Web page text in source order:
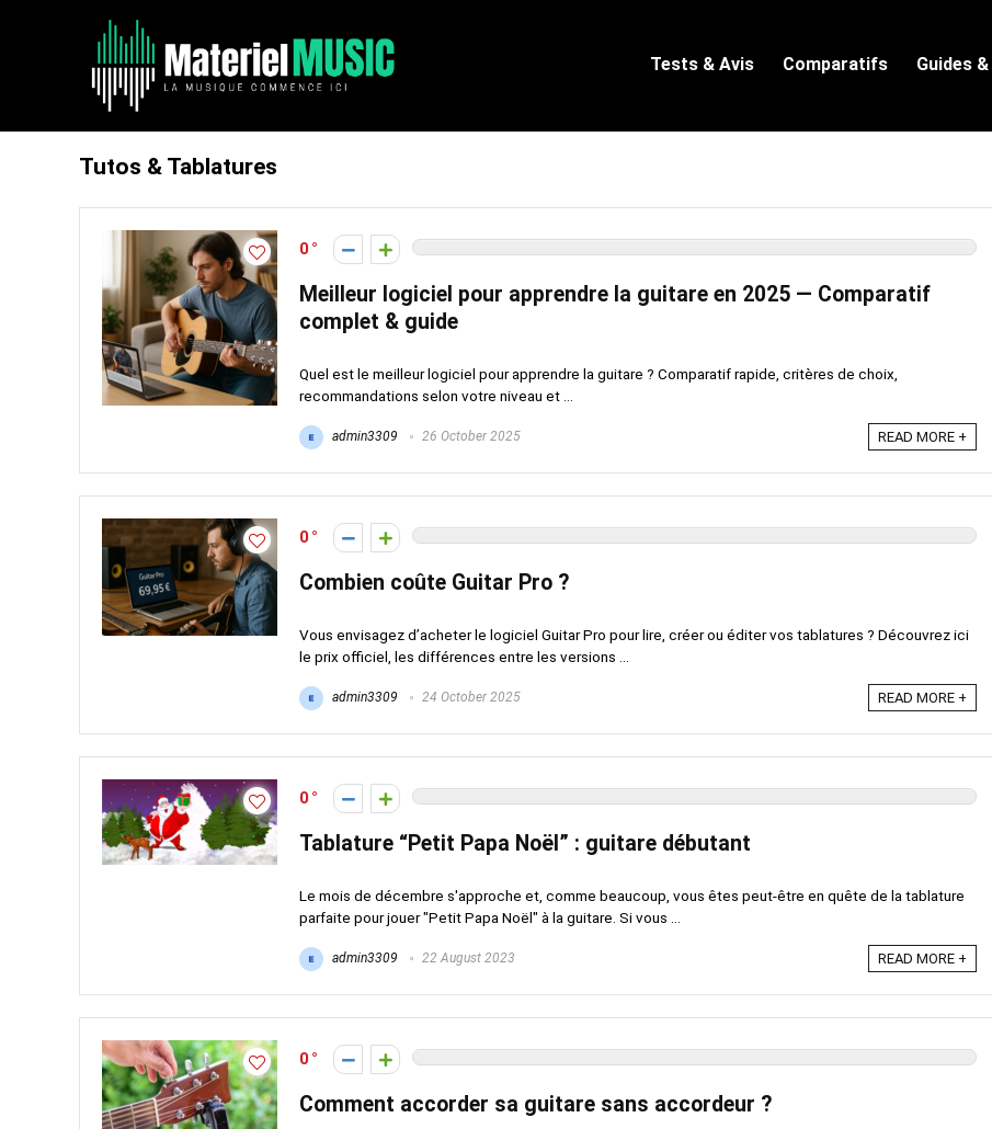
Tests & Avis Comparatifs Guides
Tutos & Tablatures
0
Meilleur logiciel pour apprendre la guitare en 2025 — Comparatif
complet & guide
Quel est le meilleur logiciel pour apprendre la guitare ? Comparatif rapide, critères de choix,
recommandations selon votre niveau et ...
admin3309 26 October 2025 READ MORE +
0
Combien coûte Guitar Pro ?
Vous envisagez d’acheter le logiciel Guitar Pro pour lire, créer ou éditer vos tablatures ? Découvrez ici
le prix officiel, les différences entre les versions ...
admin3309 24 October 2025 READ MORE +
0
Tablature “Petit Papa Noël” : guitare débutant
Le mois de décembre s'approche et, comme beaucoup, vous êtes peut-être en quête de la tablature
parfaite pour jouer "Petit Papa Noël" à la guitare. Si vous ...
admin3309 22 August 2023 READ MORE +
0
Comment accorder sa guitare sans accordeur ?